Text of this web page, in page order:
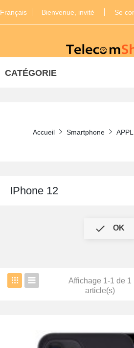
Français Bienvenue, invité Se
CATÉGORIE
Accueil Smartphone
IPhone 12
 OK
Affichage 1-1 de 1
article(s)